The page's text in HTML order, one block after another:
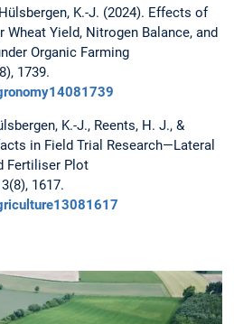
K.-J. (2024). Effects of
Yield, Nitrogen Balance, and
Organic Farming
1739.
K.-J., Reents, H. J., &
in Field Trial Research—Lateral
Fertiliser Plot
1617.